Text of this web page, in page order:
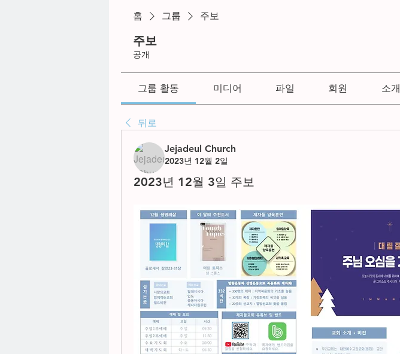
홈 그룹 주보
주보
공개
그룹 활동 미디어 파일 회원 소개
뒤로
Jejadeul Church
2023년 12월 2일
2023년 12월 3일 주보